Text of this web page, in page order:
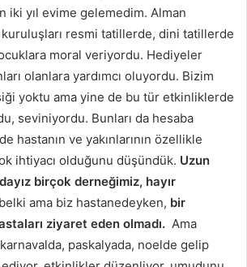
iki yıl evime gelemedim. Alman
resmi tatillerde, dini tatillerde
moral veriyordu. Hediyeler
olanlara yardımcı oluyordu. Bizim
yoktu ama yine de bu tür etkinliklerde
seviniyordu. Bunları da hesaba
hastanın ve yakınlarının özellikle
ihtiyacı olduğunu düşündük. Uzun
birçok derneğimiz, hayır
belki ama biz hastanedeyken, bir
ziyaret eden olmadı. Ama
paskalyada, noelde gelip